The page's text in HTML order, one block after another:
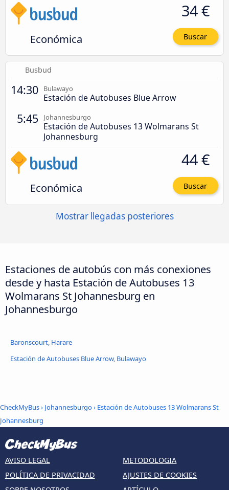
Económica
34 €
Buscar
Busbud
14:30 Bulawayo
Estación de Autobuses Blue Arrow
5:45 Johannesburgo
Estación de Autobuses 13 Wolmarans St
Johannesburg
Económica
44 €
Buscar
Mostrar llegadas posteriores
Estaciones de autobús con más conexiones
desde y hasta Estación de Autobuses 13
Wolmarans St Johannesburg en
Johannesburgo
Baronscourt, Harare
Estación de Autobuses Blue Arrow, Bulawayo
CheckMyBus› Johannesburgo› Estación de Autobuses 13 Wolmarans St
Johannesburg
AVISO LEGAL
POLÍTICA DE PRIVACIDAD
METODOLOGIA
AJUSTES DE COOKIES